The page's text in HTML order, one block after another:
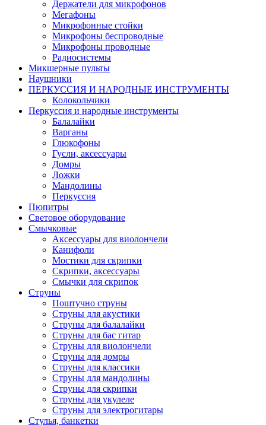
Держатели для микрофонов
Мегафоны
Микрофонные стойки
Микрофоны беспроводные
Микрофоны проводные
Радиосистемы
Микшерные пульты
Наушники
ПЕРКУССИЯ И НАРОДНЫЕ ИНСТРУМЕНТЫ
Колокольчики
Перкуссия и народные инструменты
Балалайки
Варганы
Глюкофоны
Гусли, аксессуары
Домры
Ложки
Мандолины
Перкуссия
Пюпитры
Световое оборудование
Смычковые
Аксессуары для виолончели
Канифоли
Мостики для скрипки
Скрипки, аксессуары
Смычки для скрипок
Струны
Поштучно струны
Струны для акустики
Струны для балалайки
Струны для бас гитар
Струны для виолончели
Струны для домры
Струны для классики
Струны для мандолины
Струны для скрипки
Струны для укулеле
Струны для электрогитары
Стулья, банкетки